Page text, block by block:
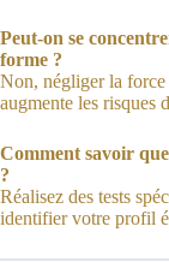
Peut-on se
forme ?
Non, négliger la force
augmente les risques
Comment savoir
?
Réalisez des tests
identifier votre profil